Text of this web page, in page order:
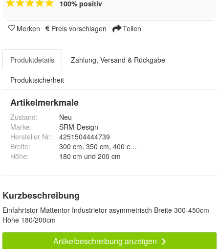
100% positiv
Merken Preis vorschlagen Teilen
Produktdetails Zahlung, Versand & Rückgabe
Produktsicherheit
Artikelmerkmale
Zustand:
Neu
Marke:
SRM-Design
Hersteller Nr.:
4251504444739
Breite:
Höhe: 180 cm und 200 cm
Kurzbeschreibung
Einfahrtstor Mattentor Industrietor asymmetrisch Breite 300-450cm
Höhe 180/200cm
Artikelbeschreibung anzeigen